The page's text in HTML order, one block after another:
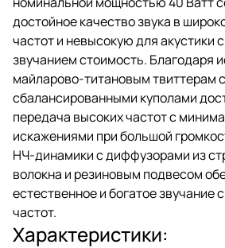
достойное качество звука в
частот и невысокую для акустики
звучанием стоимость. Благодаря
майларово-титановым твиттерам
сбалансированными куполами
передача высоких частот с
искажениями при большой
НЧ-динамики с диффузорами из
волокна и резиновым подвесом
естественное и богатое звучание
частот.
Характеристики: